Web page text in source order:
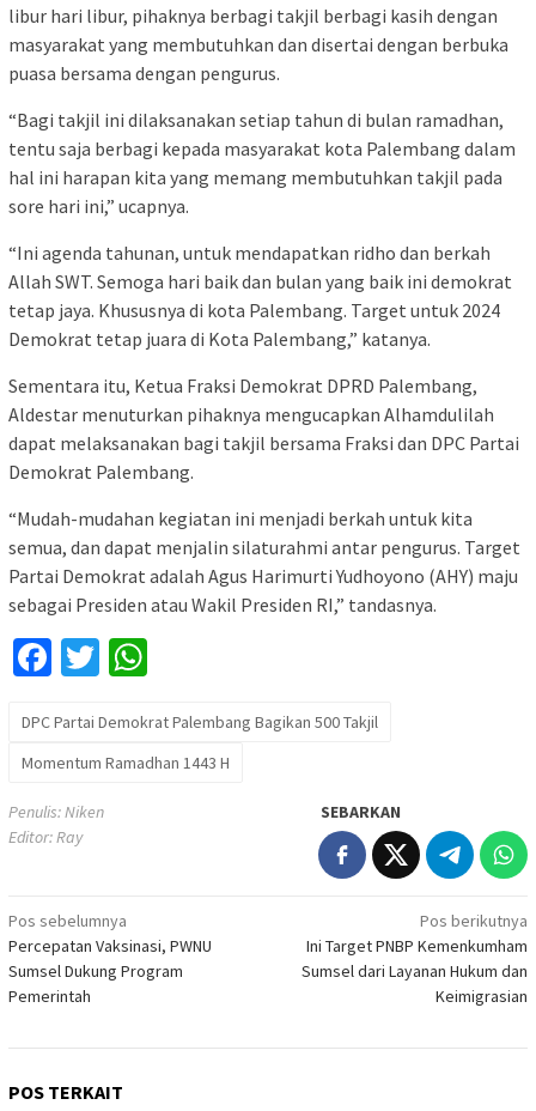
libur hari libur, pihaknya berbagi takjil berbagi kasih dengan
masyarakat yang membutuhkan dan disertai dengan berbuka
puasa bersama dengan pengurus.
“Bagi takjil ini dilaksanakan setiap tahun di bulan ramadhan,
tentu saja berbagi kepada masyarakat kota Palembang dalam
hal ini harapan kita yang memang membutuhkan takjil pada
sore hari ini,” ucapnya.
“Ini agenda tahunan, untuk mendapatkan ridho dan berkah
Allah SWT. Semoga hari baik dan bulan yang baik ini demokrat
tetap jaya. Khususnya di kota Palembang. Target untuk 2024
Demokrat tetap juara di Kota Palembang,” katanya.
Sementara itu, Ketua Fraksi Demokrat DPRD Palembang,
Aldestar menuturkan pihaknya mengucapkan Alhamdulilah
dapat melaksanakan bagi takjil bersama Fraksi dan DPC Partai
Demokrat Palembang.
“Mudah-mudahan kegiatan ini menjadi berkah untuk kita
semua, dan dapat menjalin silaturahmi antar pengurus. Target
Partai Demokrat adalah Agus Harimurti Yudhoyono (AHY) maju
sebagai Presiden atau Wakil Presiden RI,” tandasnya.
Facebook
Twitter
DPC Partai Demokrat Palembang Bagikan 500 Takjil
Momentum Ramadhan 1443 H
Penulis: Niken
Editor: Ray
SEBARKAN
Navigasi
pos
Pos sebelumnya
Percepatan Vaksinasi, PWNU
Sumsel Dukung Program
Pemerintah
Pos berikutnya
Ini Target PNBP Kemenkumham
Sumsel dari Layanan Hukum dan
Keimigrasian
POS TERKAIT